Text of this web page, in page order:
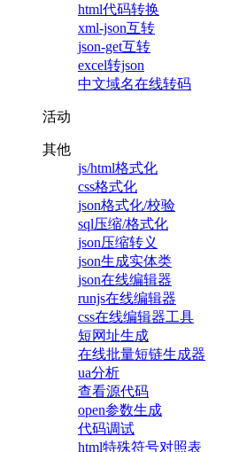
html代码转换
xml-json互转
json-get互转
excel转json
中文域名在线转码
活动
其他
js/html格式化
css格式化
json格式化/校验
sql压缩/格式化
json压缩转义
json生成实体类
json在线编辑器
runjs在线编辑器
css在线编辑器工具
短网址生成
在线批量短链生成器
ua分析
查看源代码
open参数生成
代码调试
html特殊符号对照表